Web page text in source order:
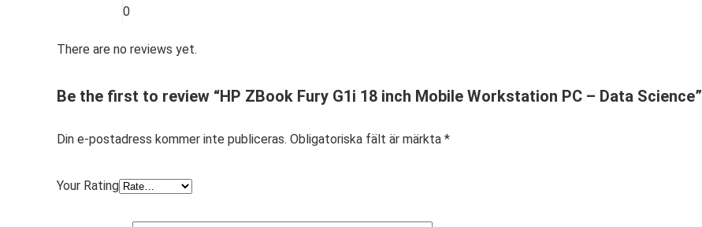
0
There are no reviews yet.
Be the first to review “HP ZBook Fury G1i 18 inch Mobile Workstation PC – Data Science”
Din e-postadress kommer inte publiceras. Obligatoriska fält är märkta *
Your Rating